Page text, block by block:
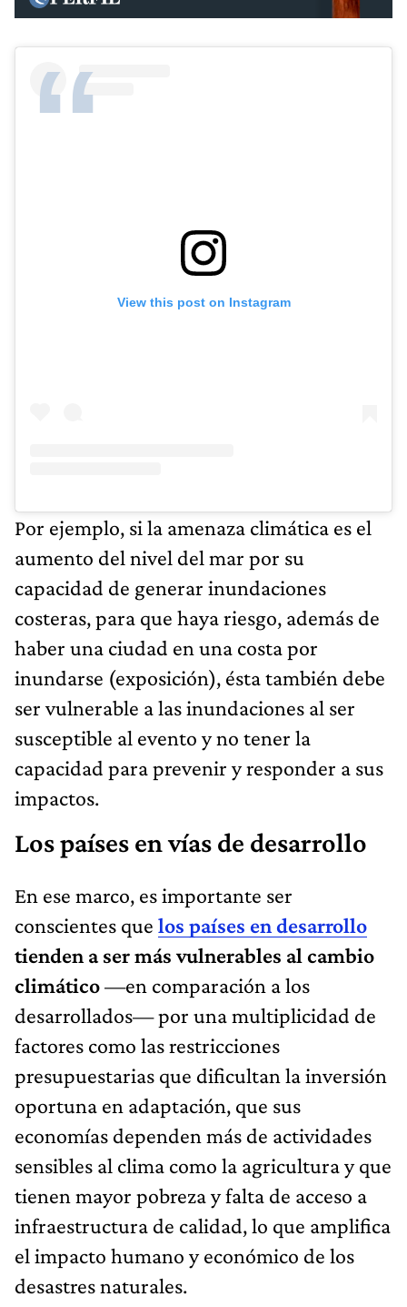
View this post on Instagram
Por ejemplo, si la amenaza climática es el
aumento del nivel del mar por su
capacidad de generar inundaciones
costeras, para que haya riesgo, además de
haber una ciudad en una costa por
inundarse (exposición), ésta también debe
ser vulnerable a las inundaciones al ser
susceptible al evento y no tener la
capacidad para prevenir y responder a sus
impactos.
Los países en vías de desarrollo
En ese marco, es importante ser
conscientes que los países en desarrollo
tienden a ser más vulnerables al cambio
climático—en comparación a los
desarrollados— por una multiplicidad de
factores como las restricciones
presupuestarias que dificultan la inversión
oportuna en adaptación, que sus
economías dependen más de actividades
sensibles al clima como la agricultura y que
tienen mayor pobreza y falta de acceso a
infraestructura de calidad, lo que amplifica
el impacto humano y económico de los
desastres naturales.